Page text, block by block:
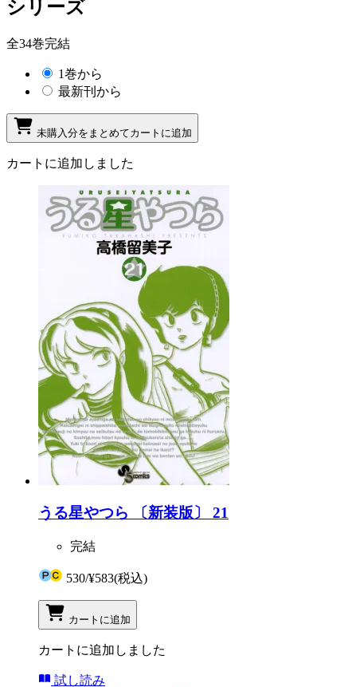
シリーズ
全34巻完結
1巻から
最新刊から
未購入分をまとめてカートに追加
カートに追加しました
うる星やつら 〔新装版〕 21
完結
530/¥583(税込)
カートに追加
カートに追加しました
試し読み